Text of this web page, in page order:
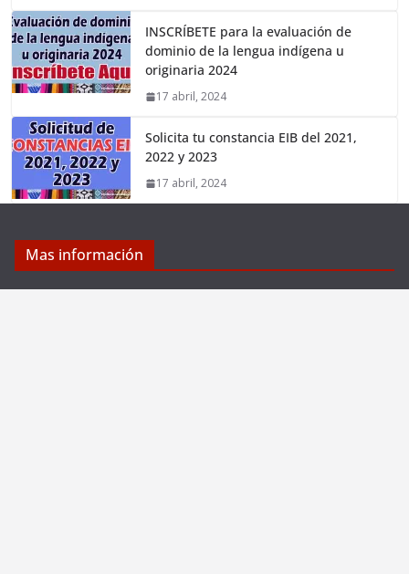
INSCRÍBETE para la evaluación de
dominio de la lengua indígena u
originaria 2024
17 abril, 2024
Solicita tu constancia EIB del 2021,
2022 y 2023
17 abril, 2024
Mas información